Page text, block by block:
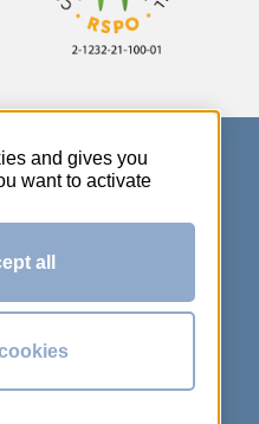
and gives you
want to activate
all